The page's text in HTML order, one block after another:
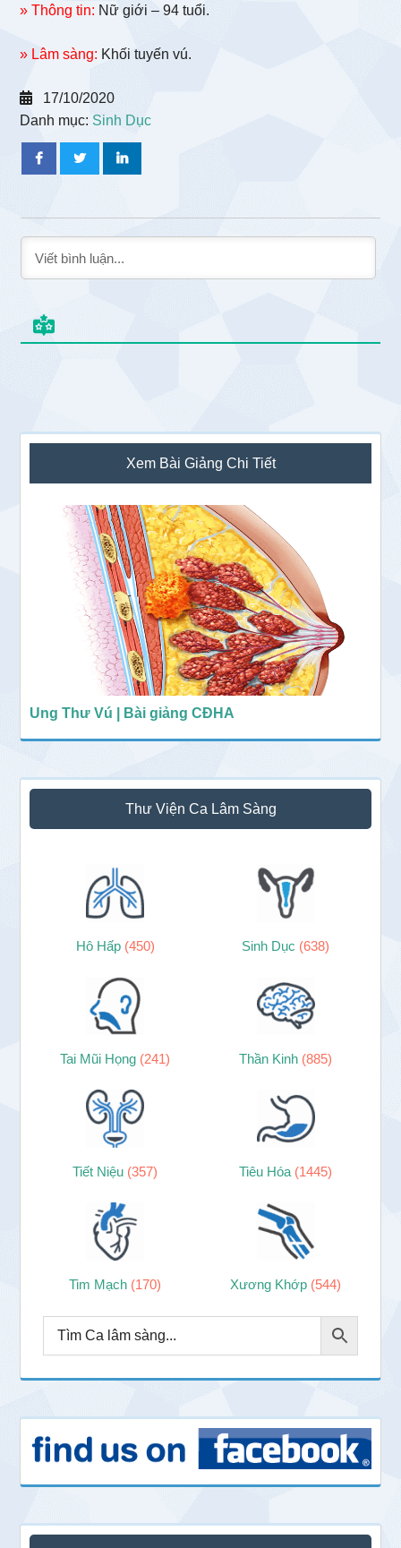
» Thông tin: Nữ giới – 94 tuổi.
» Lâm sàng: Khối tuyến vú.
17/10/2020
Danh mục:Sinh Dục
Sidebar
chính
Xem Bài Giảng Chi Tiết
Ung Thư Vú | Bài giảng CĐHA
Thư Viện Ca Lâm Sàng
Hô Hấp (450) Sinh Dục (638)
Tai Mũi Họng (241) Thần Kinh (885)
Tiết Niệu (357) Tiêu Hóa (1445)
Tim Mạch (170) Xương Khớp (544)